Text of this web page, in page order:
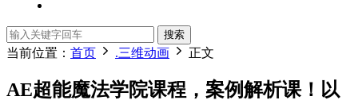
搜索
当前位置： 首页 .三维动画 正文
AE超能魔法学院课程，案例解析课！以